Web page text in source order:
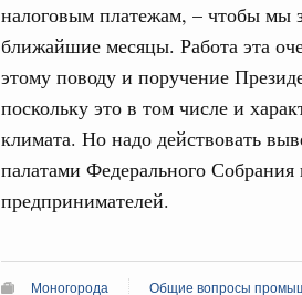
налоговым платежам, – чтобы мы
ближайшие месяцы. Работа эта
этому поводу и поручение
поскольку это в том числе и
климата. Но надо действовать
палатами Федерального
предпринимателей.
Моногорода Общие вопросы